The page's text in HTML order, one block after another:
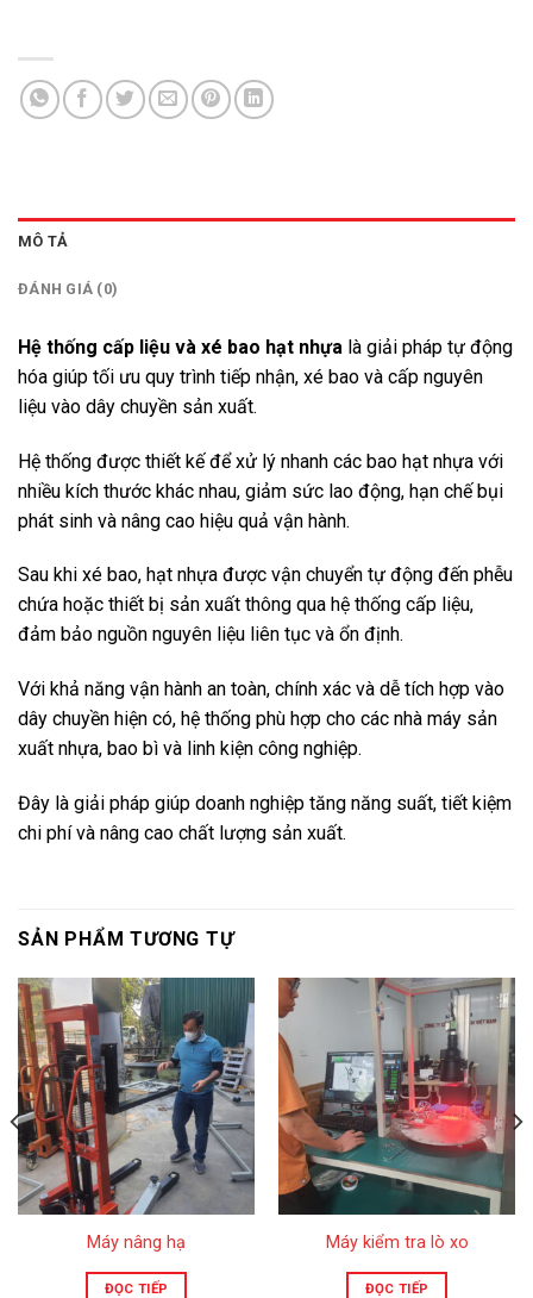
MÔ TẢ
ĐÁNH GIÁ (0)
Hệ thống cấp liệu và xé bao hạt nhựa là giải pháp tự động
hóa giúp tối ưu quy trình tiếp nhận, xé bao và cấp nguyên
liệu vào dây chuyền sản xuất.
Hệ thống được thiết kế để xử lý nhanh các bao hạt nhựa với
nhiều kích thước khác nhau, giảm sức lao động, hạn chế bụi
phát sinh và nâng cao hiệu quả vận hành.
Sau khi xé bao, hạt nhựa được vận chuyển tự động đến phễu
chứa hoặc thiết bị sản xuất thông qua hệ thống cấp liệu,
đảm bảo nguồn nguyên liệu liên tục và ổn định.
Với khả năng vận hành an toàn, chính xác và dễ tích hợp vào
dây chuyền hiện có, hệ thống phù hợp cho các nhà máy sản
xuất nhựa, bao bì và linh kiện công nghiệp.
Đây là giải pháp giúp doanh nghiệp tăng năng suất, tiết kiệm
chi phí và nâng cao chất lượng sản xuất.
SẢN PHẨM TƯƠNG TỰ
Máy nâng hạ
ĐỌC TIẾP
Máy kiểm tra lò xo
ĐỌC TIẾP